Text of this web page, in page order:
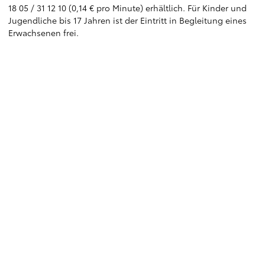
18 05 / 31 12 10 (0,14 € pro Minute) erhältlich. Für Kinder und
Jugendliche bis 17 Jahren ist der Eintritt in Begleitung eines
Erwachsenen frei.